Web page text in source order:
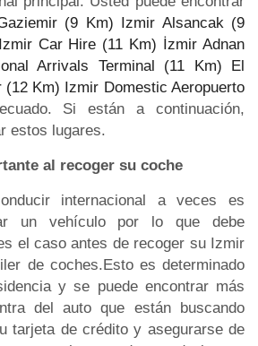
(9 Km) Izmir Alsancak (9
Izmir Car Hire (11 Km) İzmir Adnan
Arrivals Terminal (11 Km)
El
(12 Km) Izmir Domestic Aeropuerto
Si están a continuación,
estos lugares.
al recoger su coche
internacional a veces es
un vehículo por lo que debe
el caso antes de recoger su Izmir
de coches.Esto es determinado
y se puede encontrar más
del auto que están buscando
tarjeta de crédito y asegurarse de